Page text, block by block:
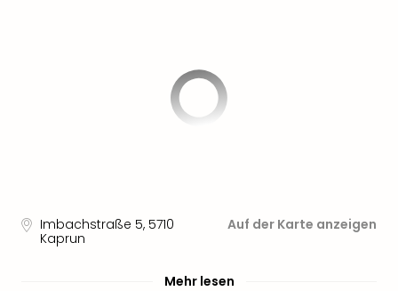
Imbachstraße 5, 5710
Kaprun
Auf der Karte anzeigen
Mehr lesen